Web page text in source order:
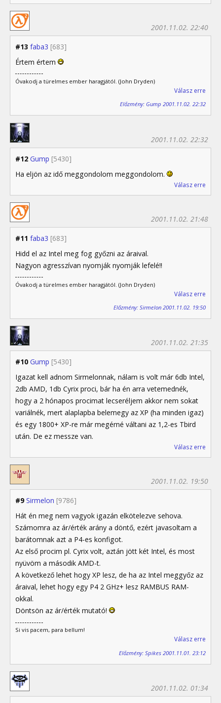
#13 faba3 [683]
2001.11.02. 22:40
Értem értem
Óvakodj a türelmes ember haragjától. (John Dryden)
Válasz erre
Előzmény: Gump 2001.11.02. 22:32
#12 Gump [5430]
2001.11.02. 22:32
Ha eljön az idő meggondolom meggondolom.
Válasz erre
#11 faba3 [683]
2001.11.02. 21:48
Hidd el az Intel meg fog győzni az áraival.
Nagyon agresszívan nyomják nyomják lefelé!!
Óvakodj a türelmes ember haragjától. (John Dryden)
Válasz erre
Előzmény: Sirmelon 2001.11.02. 19:50
#10 Gump [5430]
2001.11.02. 21:35
Igazat kell adnom Sirmelonnak, nálam is volt már 6db Intel,
2db AMD, 1db Cyrix proci, bár ha én arra vetemednék,
hogy a 2 hónapos procimat lecseréljem akkor nem sokat
variálnék, mert alaplapba belemegy az XP (ha minden igaz)
és egy 1800+ XP-re már megérné váltani az 1,2-es Tbird
után. De ez messze van.
Válasz erre
#9 Sirmelon [9786]
2001.11.02. 19:50
Hát én meg nem vagyok igazán elkötelezve sehova.
Számomra az ár/érték arány a döntő, ezért javasoltam a
barátomnak azt a P4-es konfigot.
Az első procim pl. Cyrix volt, aztán jött két Intel, és most
nyüvöm a második AMD-t.
A következő lehet hogy XP lesz, de ha az Intel meggyőz az
áraival, lehet hogy egy P4 2 GHz+ lesz RAMBUS RAM-
okkal.
Döntsön az ár/érték mutató!
Si vis pacem, para bellum!
Válasz erre
Előzmény: Spikes 2001.11.01. 23:12
2001.11.02. 01:34